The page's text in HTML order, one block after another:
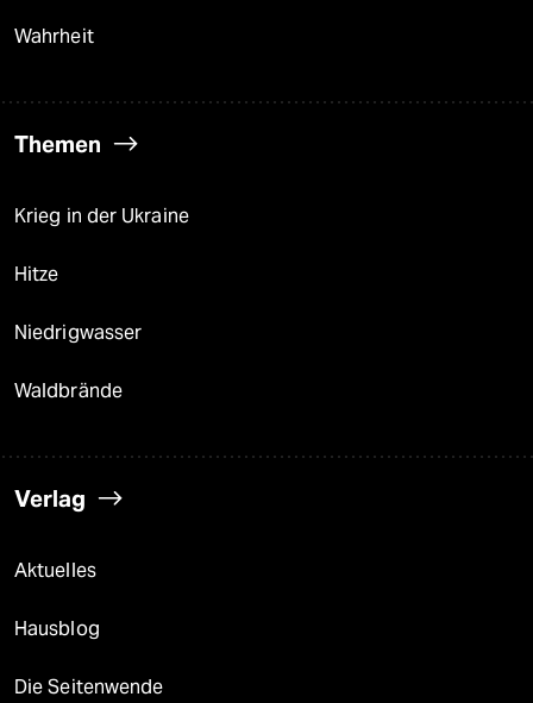
Wahrheit
Themen
Krieg in der Ukraine
Hitze
Niedrigwasser
Waldbrände
Verlag
Aktuelles
Hausblog
Die Seitenwende